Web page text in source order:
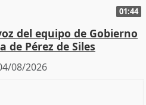
01:44
del equipo de Gobierno
de Pérez de Siles
08/2026